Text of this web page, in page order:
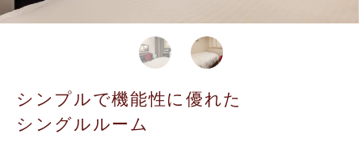
シンプルで機能性に優れた
シングルルーム